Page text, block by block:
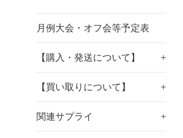
月例大会・オフ会等予定表
【購入・発送について】 +
【買い取りについて】 +
関連サプライ +